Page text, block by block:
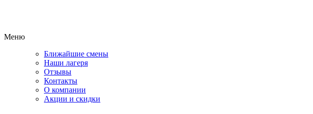
Меню
Ближайшие смены
Наши лагеря
Отзывы
Контакты
О компании
Акции и скидки